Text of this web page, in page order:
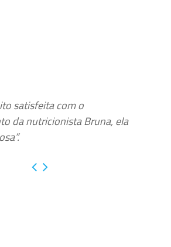
satisfeita com o
da nutricionista Bruna, ela